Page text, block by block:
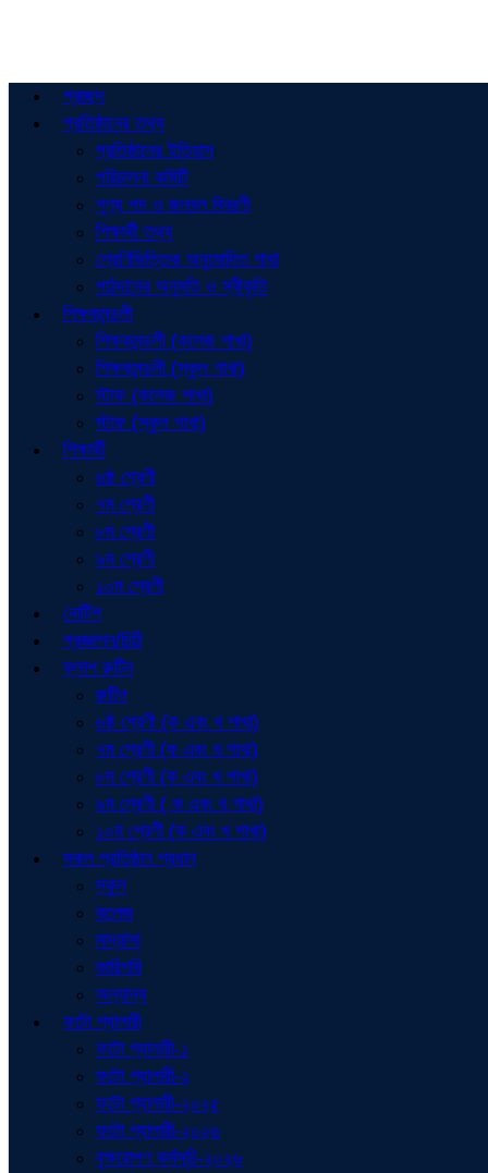
প্রচ্ছদ
প্রতিষ্ঠানের তথ্য
প্রতিষ্ঠানের ইতিহাস
পরিচালনা কমিটি
শূণ্য পদ ও জনবল বিবরণী
শিক্ষার্থী তথ্য
শ্রেণিভিত্তিক অনুমোদিত শাখা
পাঠদানের অনুমতি ও স্বীকৃতি
শিক্ষকমন্ডলী
শিক্ষকমন্ডলী (কলেজ শাখা)
শিক্ষকমন্ডলী (স্কুল শাখা)
স্টাফ (কলেজ শাখা)
স্টাফ (স্কুল শাখা)
শিক্ষার্থী
৬ষ্ঠ শ্রেণী
৭ম শ্রেণী
৮ম শ্রেণী
৯ম শ্রেণী
১০ম শ্রেণী
নোটিশ
প্রজ্ঞাপন/চিঠি
ক্লাশ রুটিন
রুটিন
৬ষ্ঠ শ্রেণী (ক এবং খ শাখা)
৭ম শ্রেণী (ক এবং খ শাখা)
৮ম শ্রেণী (ক এবং খ শাখা)
৯ম শ্রেণী ( ক এবং খ শাখা)
১০ম শ্রেণী (ক এবং খ শাখা)
সকল প্রতিষ্ঠান প্রধান
স্কুল
কলেজ
মাদ্রাসা
কারিগরি
অন্যান্য
ফটো গ্যালারী
ফটো গ্যালারী-১
ফটো গ্যালারী-২
ফটো গ্যালারী-২০২৫
ফটো গ্যালারী-২০২৬
বৃক্ষরোপণ কর্মসূচি-২০২৬